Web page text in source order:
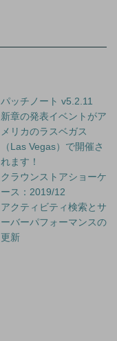
パッチノート v5.2.11
新章の発表イベントがア
メリカのラスベガス
（Las Vegas）で開催さ
れます！
クラウンストアショーケ
ース：2019/12
アクティビティ検索とサ
ーバーパフォーマンスの
更新